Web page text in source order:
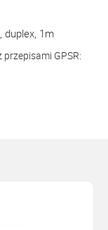
duplex, 1m
GPSR: